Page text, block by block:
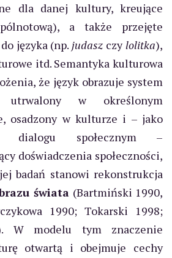
dla danej kultury, kreujące
a także przejęte
języka (np.judasz czy lolitka),
itd. Semantyka kulturowa
że język obrazuje system
utrwalony w określonym
osadzony w kulturze i – jako
dialogu społecznym –
doświadczenia społeczności,
badań stanowi rekonstrukcja
świata (Bartmiński 1990,
1990; Tokarski 1998;
W modelu tym znaczenie
otwartą i obejmuje cechy